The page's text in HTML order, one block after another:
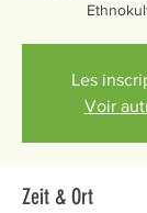
Les
Voir
Zeit & Ort